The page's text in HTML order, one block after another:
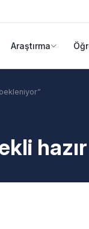
Araştırma